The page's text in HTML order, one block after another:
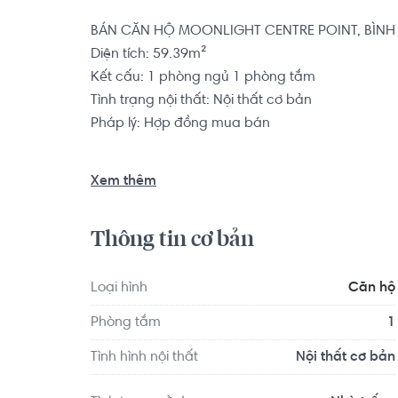
BÁN CĂN HỘ MOONLIGHT CENTRE POINT, BÌNH
Diện tích: 59.39m²
Kết cấu: 1 phòng ngủ 1 phòng tắm
Tình trạng nội thất: Nội thất cơ bản
Pháp lý: Hợp đồng mua bán
mạch của khu vực, với nhiều cơ sở kinh doanh
bán kính 3km còn tập hợp nhiều địa điểm ăn
cho đến các trung tâm thương mại, khu vui
Moonlight Centre Point Cung cũng là địa điểm
Tết thường niên của cả Quận Bình Tân.
Xem thêm
Thông tin cơ bản
Loại hình Căn hộ
Phòng tắm 1
Tình hình nội thất Nội thất cơ bản